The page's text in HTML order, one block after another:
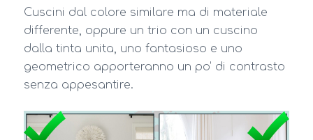
Cuscini dal colore similare ma di materiale
differente, oppure un trio con un cuscino
dalla tinta unita, uno fantasioso e uno
geometrico apporteranno un po’ di contrasto
senza appesantire.